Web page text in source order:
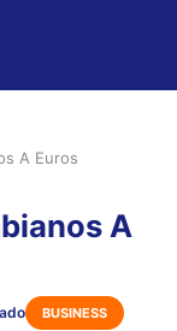
A Euros
A
BUSINESS